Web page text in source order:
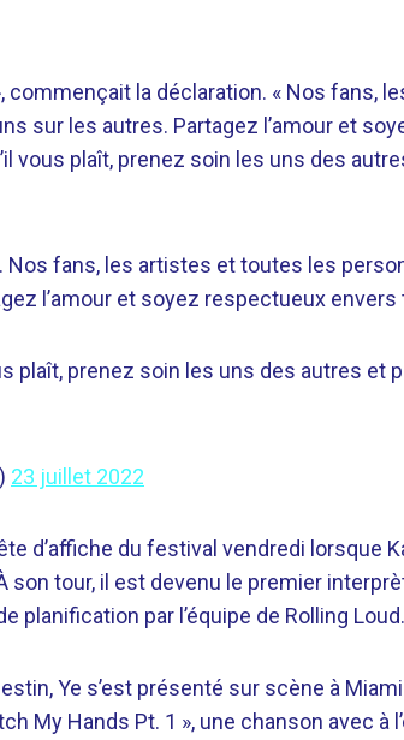
commençait la déclaration. « Nos fans,
sur les autres. Partagez l’amour et
vous plaît, prenez soin les uns des
Nos fans, les artistes et toutes les
l’amour et soyez respectueux
plaît, prenez soin les uns des autres
23 juillet 2022
d’affiche du festival vendredi lorsque
son tour, il est devenu le premier
planification par l’équipe de Rolling Loud.
Ye s’est présenté sur scène à
My Hands Pt. 1 », une chanson avec à